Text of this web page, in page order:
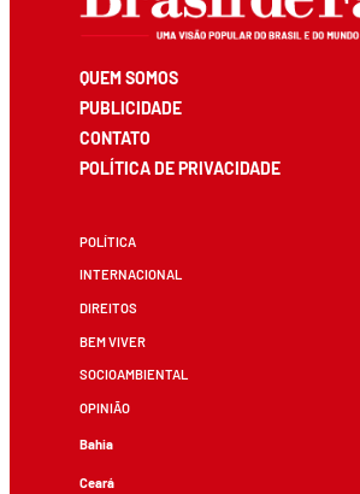
QUEM SOMOS
PUBLICIDADE
CONTATO
POLÍTICA DE PRIVACIDADE
POLÍTICA
INTERNACIONAL
DIREITOS
BEM VIVER
SOCIOAMBIENTAL
OPINIÃO
Bahia
Ceará